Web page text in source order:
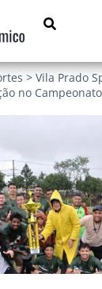
> Vila Prado
no